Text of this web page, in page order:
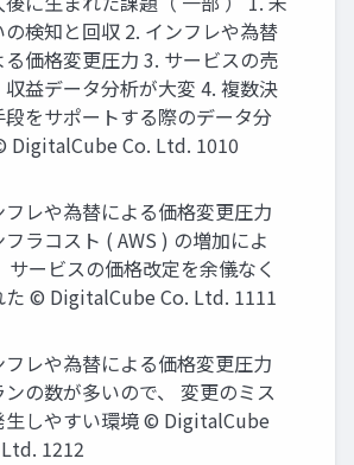
の検知と回収 2. インフレや為替
る価格変更圧⼒ 3. サービスの売
益データ分析が⼤変 4. 複数決
段をサポートする際のデータ分
DigitalCube Co. Ltd. 1010
フレや為替による価格変更圧⼒
フラコスト ( AWS ) の増加によ
サービスの価格改定を余儀なく
た © DigitalCube Co. Ltd. 1111
フレや為替による価格変更圧⼒
ンの数が多いので、 変更のミス
⽣しやすい環境 © DigitalCube
1212